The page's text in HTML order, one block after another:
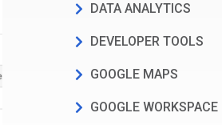
DATA ANALYTICS
DEVELOPER TOOLS
GOOGLE MAPS
GOOGLE WORKSPACE